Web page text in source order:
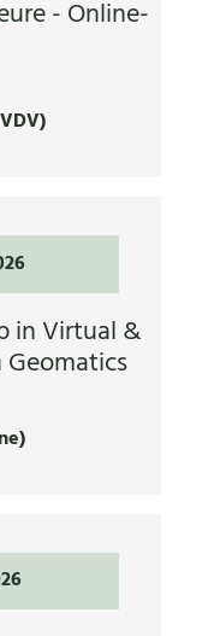
- Online-
in Virtual &